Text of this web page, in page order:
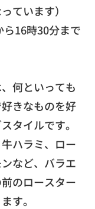
ています）
16時30分まで
何といっても
きなものを好
タイルです。
ハラミ、ロー
など、 バラエ
のロースター
す。